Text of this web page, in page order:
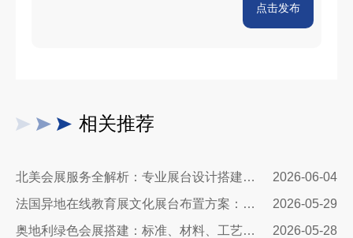
点击发布
相关推荐
北美会展服务全解析：专业展台设计搭建，助力企业深耕北美市场
2026-06-04
法国异地在线教育展文化展台布置方案：兼顾品牌质感与引流转化
2026-05-29
奥地利绿色会展搭建：标准、材料、工艺与落地全解
2026-05-28